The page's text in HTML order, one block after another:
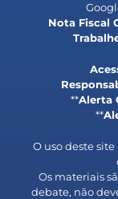
Nota Fiscal
**Alerta
**
O uso deste
Os materiais
debate, não